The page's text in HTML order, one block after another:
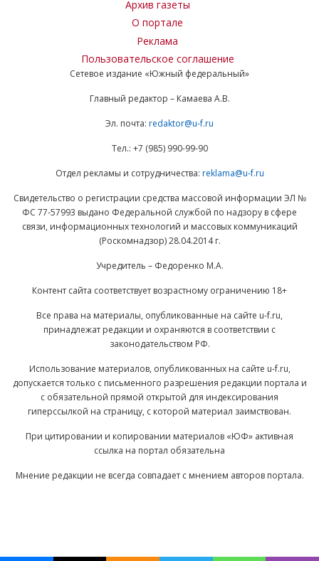
Архив газеты
О портале
Реклама
Пользовательское соглашение
Сетевое издание «Южный федеральный»
Главный редактор – Камаева А.В.
Эл. почта: redaktor@u-f.ru
Тел.: +7 (985) 990-99-90
Отдел рекламы и сотрудничества: reklama@u-f.ru
Свидетельство о регистрации средства массовой информации ЭЛ №
ФС 77-57993 выдано Федеральной службой по надзору в сфере
связи, информационных технологий и массовых коммуникаций
(Роскомнадзор) 28.04.2014 г.
Учредитель – Федоренко М.А.
Контент сайта соответствует возрастному ограничению 18+
Все права на материалы, опубликованные на сайте u-f.ru,
принадлежат редакции и охраняются в соответствии с
законодательством РФ.
Использование материалов, опубликованных на сайте u-f.ru,
допускается только с письменного разрешения редакции портала и
с обязательной прямой открытой для индексирования
гиперссылкой на страницу, с которой материал заимствован.
При цитировании и копировании материалов «ЮФ» активная
ссылка на портал обязательна
Мнение редакции не всегда совпадает с мнением авторов портала.